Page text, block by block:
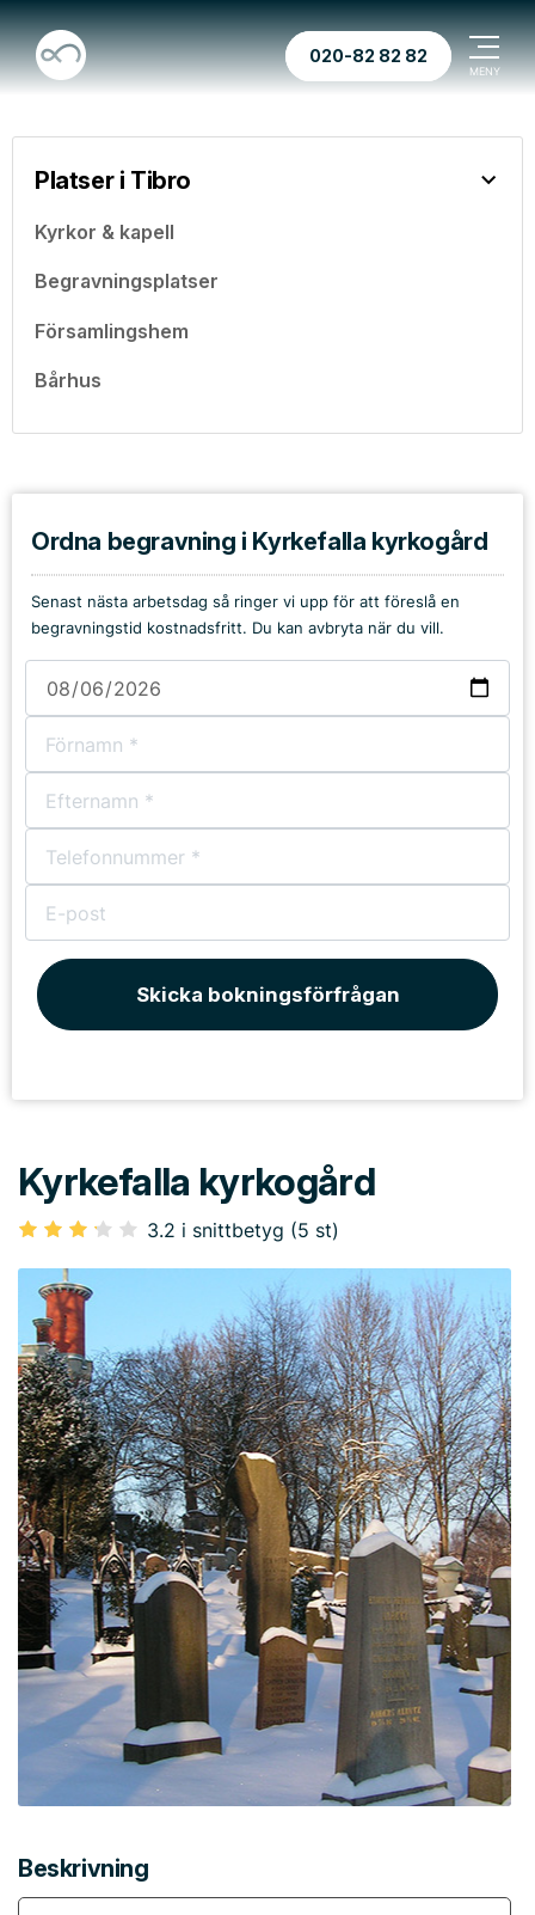
020-82 82 82
Platser i Tibro
Kyrkor & kapell
Begravningsplatser
Församlingshem
Bårhus
Ordna begravning i Kyrkefalla kyrkogård
Senast nästa arbetsdag så ringer vi upp för att föreslå en
begravningstid kostnadsfritt. Du kan avbryta när du vill.
Skicka bokningsförfrågan
Kyrkefalla kyrkogård
3.2 i snittbetyg (5 st)
Beskrivning